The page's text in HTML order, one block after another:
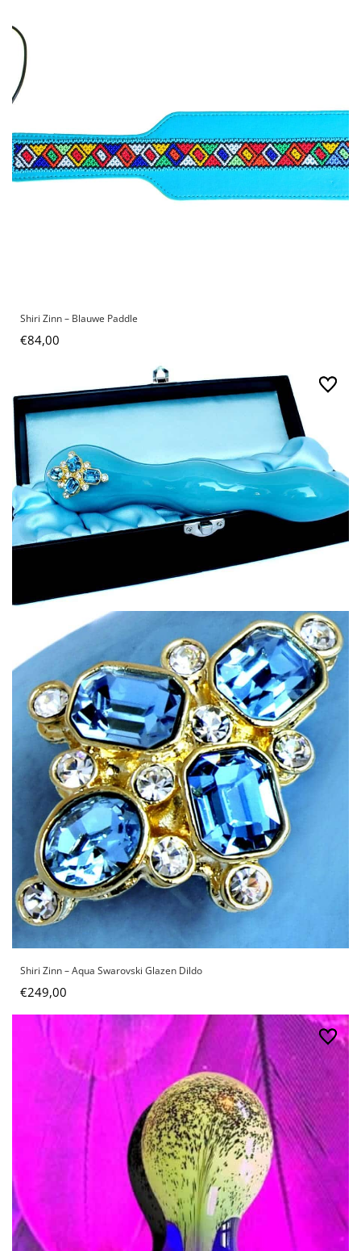
Shiri Zinn – Blauwe Paddle
€84,00
Shiri Zinn – Aqua Swarovski Glazen Dildo
€249,00